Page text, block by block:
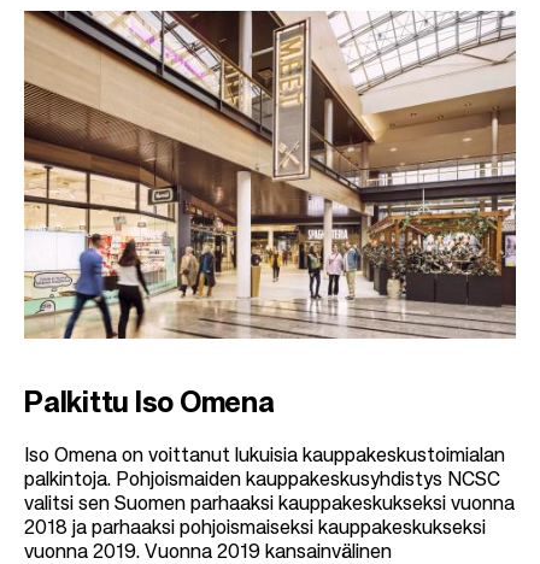
Palkittu Iso Omena
Iso Omena on voittanut lukuisia kauppakeskustoimialan
palkintoja. Pohjoismaiden kauppakeskusyhdistys NCSC
valitsi sen Suomen parhaaksi kauppakeskukseksi vuonna
2018 ja parhaaksi pohjoismaiseksi kauppakeskukseksi
vuonna 2019. Vuonna 2019 kansainvälinen